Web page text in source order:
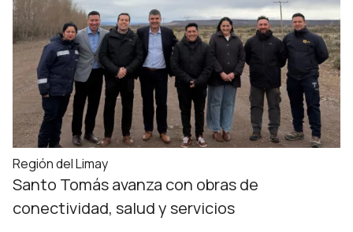
Región del Limay
Santo Tomás avanza con obras de
conectividad, salud y servicios